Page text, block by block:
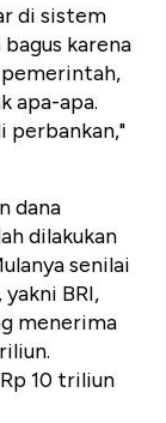
di sistem
karena
apa-apa.
perbankan,"
dana
dilakukan
senilai
BRI,
menerima
10 triliun